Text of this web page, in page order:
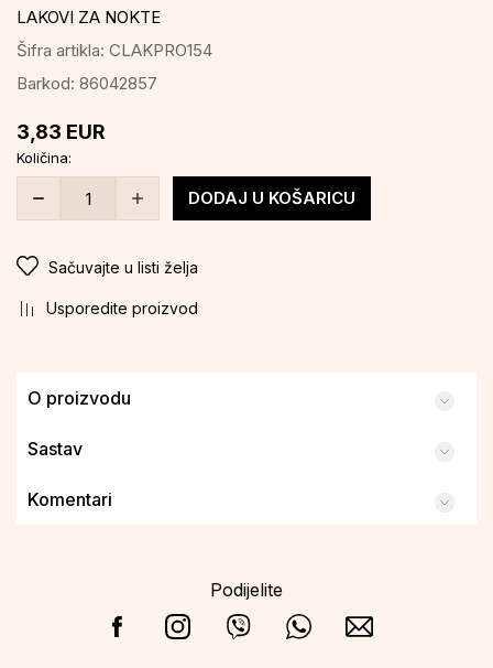
LAKOVI ZA NOKTE
Šifra artikla: CLAKPRO154
Barkod: 86042857
3,83 EUR
Količina:
DODAJ U KOŠARICU
Sačuvajte u listi želja
Usporedite proizvod
O proizvodu
Sastav
Komentari
Podijelite